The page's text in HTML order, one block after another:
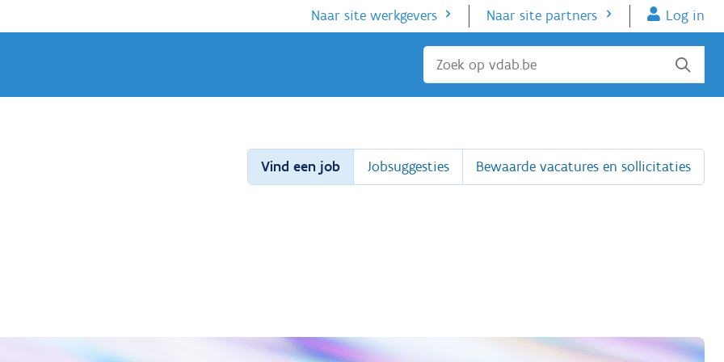
Naar site werkgevers Naar site partners Log in
Sluiten
Vind een job Jobsuggesties Bewaarde vacatures en sollicitaties